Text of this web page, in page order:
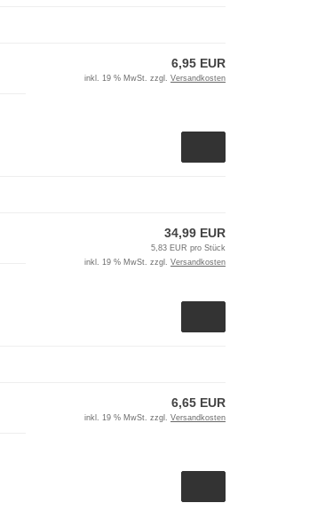
6,95 EUR
inkl. 19 % MwSt. zzgl. Versandkosten
34,99 EUR
5,83 EUR pro Stück
inkl. 19 % MwSt. zzgl. Versandkosten
6,65 EUR
inkl. 19 % MwSt. zzgl. Versandkosten